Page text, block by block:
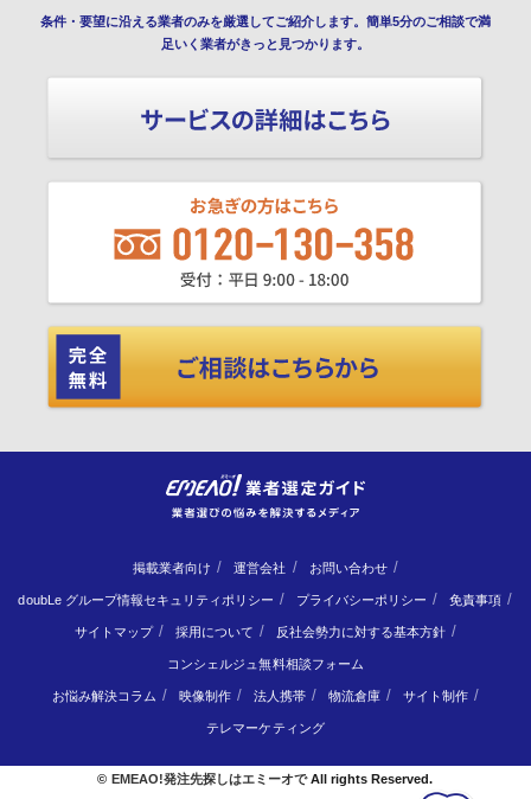
条件・要望に沿える業者のみを厳選してご紹介します。簡単5分のご相談で満
足いく業者がきっと見つかります。
掲載業者向け 運営会社 お問い合わせ
doubLe グループ情報セキュリティポリシー プライバシーポリシー 免責事項
サイトマップ 採用について 反社会勢力に対する基本方針
コンシェルジュ無料相談フォーム
お悩み解決コラム 映像制作 法人携帯 物流倉庫 サイト制作
テレマーケティング
© EMEAO!発注先探しはエミーオでAll rights Reserved.